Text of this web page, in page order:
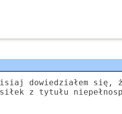
dowiedziałem się,
z tytułu